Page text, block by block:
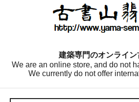
建築専門のオンライン
We are an online store, and do not
We currently do not offer